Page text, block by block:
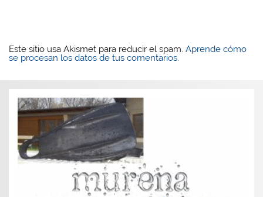
Este sitio usa Akismet para reducir el spam.Aprende cómo
se procesan los datos de tus comentarios.